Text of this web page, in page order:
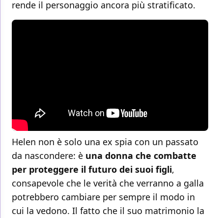
rende il personaggio ancora più stratificato.
Helen non è solo una ex spia con un passato
da nascondere: è una donna che combatte
per proteggere il futuro dei suoi figli,
consapevole che le verità che verranno a galla
potrebbero cambiare per sempre il modo in
cui la vedono. Il fatto che il suo matrimonio la